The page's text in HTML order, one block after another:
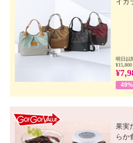
イカ
明日以
¥15,800
果実
らか